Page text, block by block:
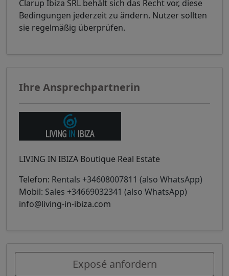
Clarup Ibiza SRL behält sich das Recht vor, diese
Bedingungen jederzeit zu ändern. Nutzer sollten
sie regelmäßig überprüfen.
Ihre Ansprechpartnerin
LIVING IN IBIZA Boutique Real Estate
Telefon: Rentals +34608007811 (also WhatsApp)
Mobil: Sales +34669032341 (also WhatsApp)
info@living-in-ibiza.com
Exposé anfordern